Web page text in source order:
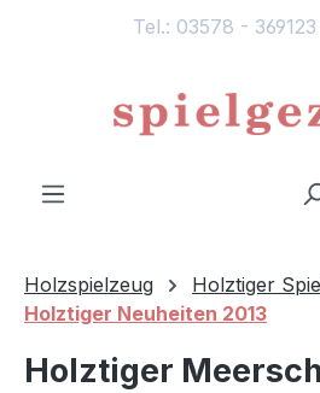
Tel.: 03578 -
Holzspielzeug
Holztiger
Holztiger Neuheiten 2013
Holztiger